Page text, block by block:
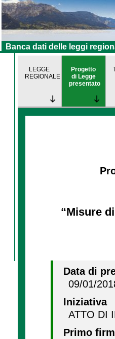
Banca dati delle leggi
LEGGE
REGIONALE
Progetto
di Legge
presentato
“Misure
Data di
09/01/
Iniziativa
ATTO DI
Primo